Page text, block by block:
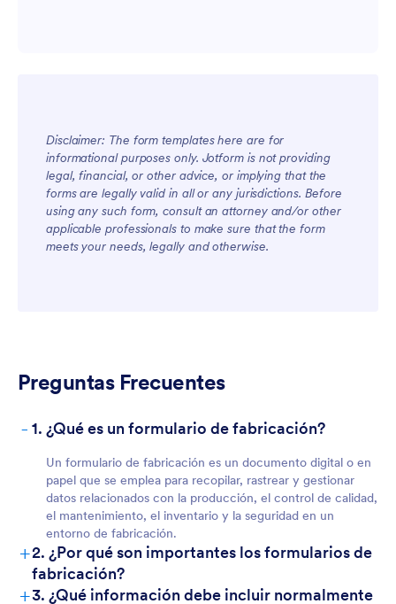
For Teams
For Customers
Disclaimer: The form templates here are for
informational purposes only. Jotform is not providing
legal, financial, or other advice, or implying that the
forms are legally valid in all or any jurisdictions. Before
using any such form, consult an attorney and/or other
applicable professionals to make sure that the form
meets your needs, legally and otherwise.
Preguntas Frecuentes
- 1. ¿Qué es un formulario de fabricación?
Un formulario de fabricación es un documento digital o en
papel que se emplea para recopilar, rastrear y gestionar
datos relacionados con la producción, el control de calidad,
el mantenimiento, el inventario y la seguridad en un
entorno de fabricación.
+2. ¿Por qué son importantes los formularios de
fabricación?
+3. ¿Qué información debe incluir normalmente